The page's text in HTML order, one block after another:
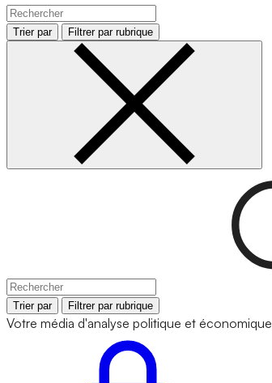
Trier par Filtrer par rubrique
Trier par Filtrer par rubrique
Votre média d'analyse politique et économique